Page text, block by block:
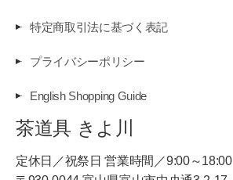
特定商取引法に基づく表記
プライバシーポリシー
English Shopping Guide
茶道具 きよ川
定休日／祝祭日 営業時間／9:00～18:00